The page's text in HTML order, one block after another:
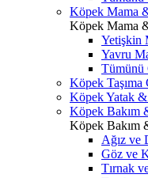
Köpek Mama
Köpek Mama
Yetişkin
Yavru
Tümünü
Köpek Taşıma
Köpek Yatak
Köpek Bakım
Köpek Bakım
Ağız ve
Göz ve
Tırnak